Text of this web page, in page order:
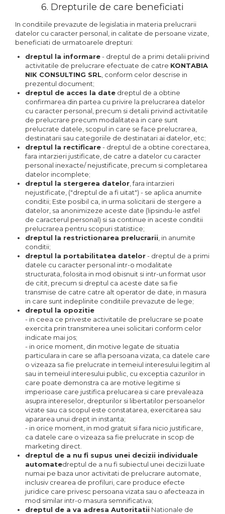
6. Drepturile de care beneficiati
In conditiile prevazute de legislatia in materia prelucrarii
datelor cu caracter personal, in calitate de persoane vizate,
beneficiati de urmatoarele drepturi:
dreptul la informare- dreptul de a primi detalii privind
activitatile de prelucrare efectuate de catre KONTABIA
NIK CONSULTING SRL , conform celor descrise in
prezentul document;
dreptul de acces la date dreptul de a obtine
confirmarea din partea cu privire la prelucrarea datelor
cu caracter personal, precum si detalii privind activitatile
de prelucrare precum modalitatea in care sunt
prelucrate datele, scopul in care se face prelucrarea,
destinatarii sau categoriile de destinatari ai datelor, etc;
dreptul la rectificare- dreptul de a obtine corectarea,
fara intarzieri justificate, de catre a datelor cu caracter
personal inexacte/ nejustificate, precum si completarea
datelor incomplete;
dreptul la stergerea datelor , fara intarzieri
nejustificate, ("dreptul de a fi uitat") - se aplica anumite
conditii; Este posibil ca, in urma solicitarii de stergere a
datelor, sa anonimizeze aceste date (lipsindu-le astfel
de caracterul personal) si sa continue in aceste conditii
prelucrarea pentru scopuri statistice;
dreptul la restrictionarea prelucrarii , in anumite
conditii;
dreptul la portabilitatea datelor- dreptul de a primi
datele cu caracter personal intr-o modalitate
structurata, folosita in mod obisnuit si intr-un format usor
de citit, precum si dreptul ca aceste date sa fie
transmise de catre catre alt operator de date, in masura
in care sunt indeplinite conditiile prevazute de lege;
dreptul la opozitie
- in ceea ce priveste activitatile de prelucrare se poate
exercita prin transmiterea unei solicitari conform celor
indicate mai jos;
- in orice moment, din motive legate de situatia
particulara in care se afla persoana vizata, ca datele care
o vizeaza sa fie prelucrate in temeiul interesului legitim al
sau in temeiul interesului public, cu exceptia cazurilor in
care poate demonstra ca are motive legitime si
imperioase care justifica prelucarea si care prevaleaza
asupra intereselor, drepturilor si libertatilor persoanelor
vizate sau ca scopul este constatarea, exercitarea sau
apararea unui drept in instanta;
- in orice moment, in mod gratuit si fara nicio justificare,
ca datele care o vizeaza sa fie prelucrate in scop de
marketing direct.
dreptul de a nu fi supus unei decizii individuale
automatedreptul de a nu fi subiectul unei decizii luate
numai pe baza unor activitati de prelucrare automate,
inclusiv crearea de profiluri, care produce efecte
juridice care privesc persoana vizata sau o afecteaza in
mod similar intr-o masura semnificativa;
dreptul de a va adresa Autoritatii Nationale de